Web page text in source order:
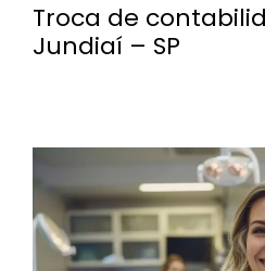
Troca de
Jundiaí – SP